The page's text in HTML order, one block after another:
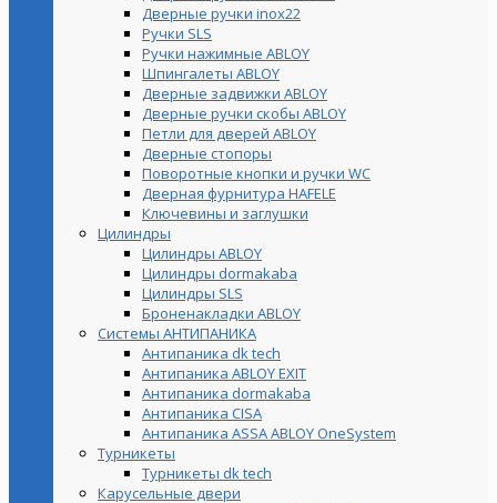
Дверные ручки inox22
Ручки SLS
Ручки нажимные ABLOY
Шпингалеты ABLOY
Дверные задвижки ABLOY
Дверные ручки скобы ABLOY
Петли для дверей ABLOY
Дверные стопоры
Поворотные кнопки и ручки WC
Дверная фурнитура HAFELE
Ключевины и заглушки
Цилиндры
Цилиндры ABLOY
Цилиндры dormakaba
Цилиндры SLS
Броненакладки ABLOY
Системы АНТИПАНИКА
Антипаника dk tech
Антипаника ABLOY EXIT
Антипаника dormakaba
Антипаника СISA
Антипаника ASSA ABLOY OneSystem
Турникеты
Турникеты dk tech
Карусельные двери